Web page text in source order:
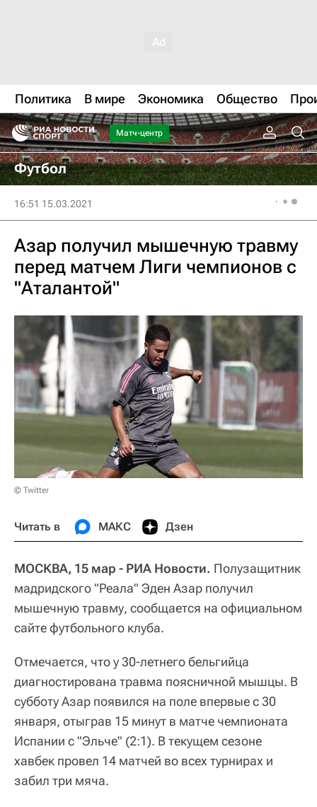
Политика В мире Экономика Общество
Матч-центр
Футбол
16:51 15.03.2021
Азар получил мышечную травму
перед матчем Лиги чемпионов с
"Аталантой"
© Twitter
Читать в МАКС Дзен
МОСКВА, 15 мар - РИА Новости. Полузащитник
мадридского "Реала" Эден Азар получил
мышечную травму, сообщается на официальном
сайте футбольного клуба.
Отмечается, что у 30-летнего бельгийца
диагностирована травма поясничной мышцы. В
субботу Азар появился на поле впервые с 30
января, отыграв 15 минут в матче чемпионата
Испании с "Эльче" (2:1). В текущем сезоне
хавбек провел 14 матчей во всех турнирах и
забил три мяча.